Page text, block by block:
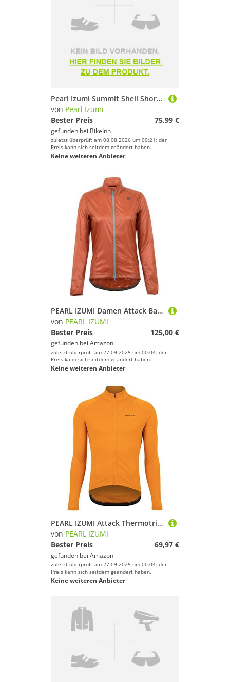
Pearl Izumi Summit Shell Shorts Rosa XS Frau
von Pearl Izumi
Bester Preis
75,99 €
gefunden bei BikeInn
zuletzt überprüft am 08.08.2026 um 00:21; der
Preis kann sich seitdem geändert haben.
Keine weiteren Anbieter
PEARL IZUMI Damen Attack Barrier Jacke, leicht für Windschutz, Zwei-Wege-Reißverschluss, ideal für leichten Regen, Clay/Arctic, XS
von PEARL IZUMI
Bester Preis
125,00 €
gefunden bei Amazon
zuletzt überprüft am 27.09.2025 um 00:04; der
Preis kann sich seitdem geändert haben.
Keine weiteren Anbieter
PEARL IZUMI Attack Thermotrikot
von PEARL IZUMI
Bester Preis
69,97 €
gefunden bei Amazon
zuletzt überprüft am 27.09.2025 um 00:04; der
Preis kann sich seitdem geändert haben.
Keine weiteren Anbieter